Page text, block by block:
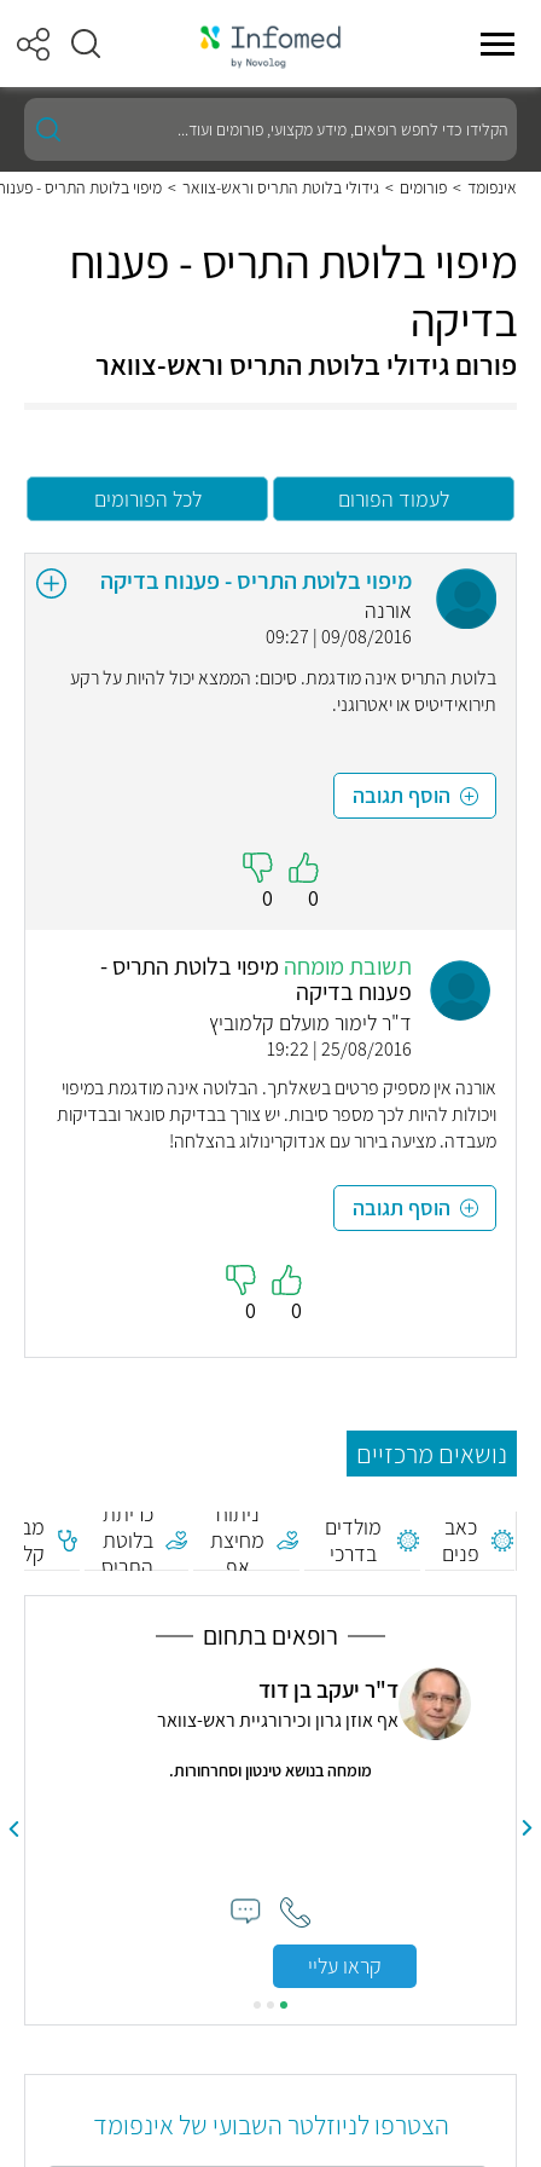
הקלידו
כדי
לחפש
רופאים,
מידע
ועוד...
אינפומד > פורומים > גידולי בלוטת התריס וראש-צוואר > מיפוי בלוטת התריס -
מיפוי בלוטת התריס - פענוח
בדיקה
פורום גידולי בלוטת התריס וראש-צוואר
לעמוד הפורום לכל הפורומים
מיפוי בלוטת התריס - פענוח בדיקה
אורנה
09/08/2016 | 09:27
בלוטת התריס אינה מודגמת. סיכום: הממצא יכול להיות על רקע
תירואידיטיס או יאטרוגני.
הוסף תגובה
0
0
תשובת מומחה מיפוי בלוטת התריס -
פענוח בדיקה
ד"ר לימור מועלם קלמוביץ
25/08/2016 | 19:22
אורנה אין מספיק פרטים בשאלתך. הבלוטה אינה מודגמת במיפוי
ויכולות להיות לכך מספר סיבות. יש צורך בבדיקת סונאר ובבדיקות
מעבדה. מציעה בירור עם אנדוקרינולוג בהצלחה!
הוסף תגובה
0
0
נושאים מרכזיים
כאב
פנים
מולדים
בדרכי
הנשימה
ניתוח
מחיצת
אף
כריתת
בלוטת
התריס
מבחן
קלורי
רופאים בתחום
ד"ר יעקב בן דוד
אף אוזן גרון וכירורגיית ראש-צוואר
מומחה בנושא טינטון וסחרחורות.
קראו עליי
הצטרפו לניוזלטר השבועי של אינפומד